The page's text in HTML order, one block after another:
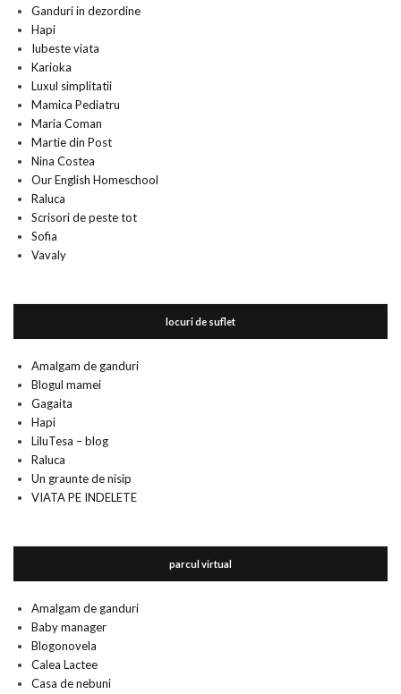
Ganduri in dezordine
Hapi
Iubeste viata
Karioka
Luxul simplitatii
Mamica Pediatru
Maria Coman
Martie din Post
Nina Costea
Our English Homeschool
Raluca
Scrisori de peste tot
Sofia
Vavaly
locuri de suflet
Amalgam de ganduri
Blogul mamei
Gagaita
Hapi
LiluTesa – blog
Raluca
Un graunte de nisip
VIATA PE INDELETE
parcul virtual
Amalgam de ganduri
Baby manager
Blogonovela
Calea Lactee
Casa de nebuni